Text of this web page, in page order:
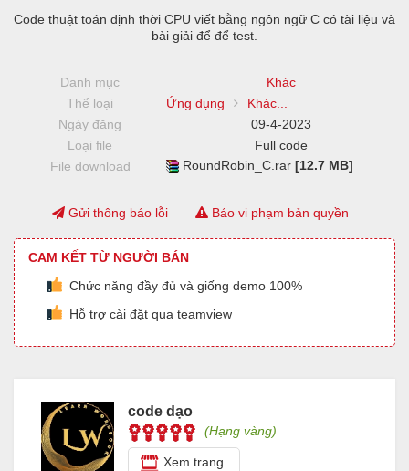
Code thuật toán định thời CPU viết bằng ngôn ngữ C có tài liệu và
bài giải để để test.
Danh mục
Khác
Thể loại
Ứng dụng
Khác...
Ngày đăng
09-4-2023
Loại file
Full code
File download
RoundRobin_C.rar[12.7 MB]
Gửi thông báo lỗi Báo vi phạm bản quyền
CAM KẾT TỪ NGƯỜI BÁN
Chức năng đầy đủ và giống demo 100%
Hỗ trợ cài đặt qua teamview
code dạo
(Hạng vàng)
Xem trang